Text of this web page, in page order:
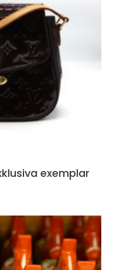
exemplar